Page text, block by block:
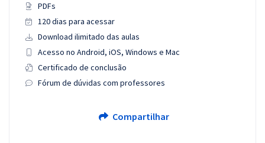
PDFs
120 dias para acessar
Download ilimitado das aulas
Acesso no Android, iOS, Windows e Mac
Certificado de conclusão
Fórum de dúvidas com professores
Compartilhar